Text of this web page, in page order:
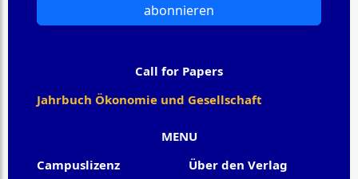
MENU
Campuslizenz
Über den Verlag
abonnieren
Call for Papers
Jahrbuch Ökonomie und Gesellschaft